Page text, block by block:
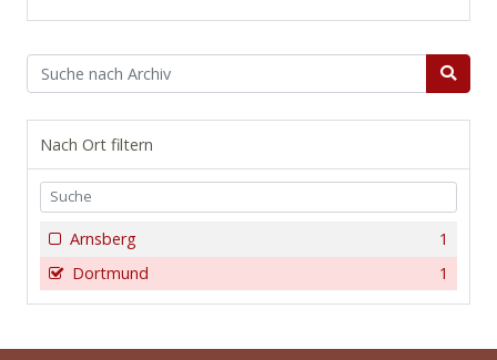
Nach Ort filtern
1
Arnsberg
1
Dortmund